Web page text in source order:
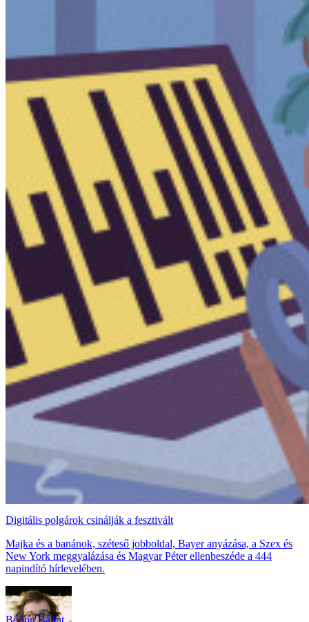
Digitális polgárok csinálják a fesztivált
Majka és a banánok, széteső jobboldal, Bayer anyázása, a Szex és
New York meggyalázása és Magyar Péter ellenbeszéde a 444
napindító hírlevelében.
Bódog Bálint